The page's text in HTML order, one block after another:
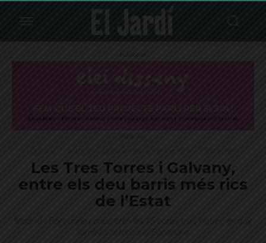
Publicitat
Publicitat
Les Tres Torres i Galvany,
entre els deu barris més rics
de l’Estat
Madrid i Barcelona concentren les 15 zones més riques, en què
també s'hi troba la Bonanova